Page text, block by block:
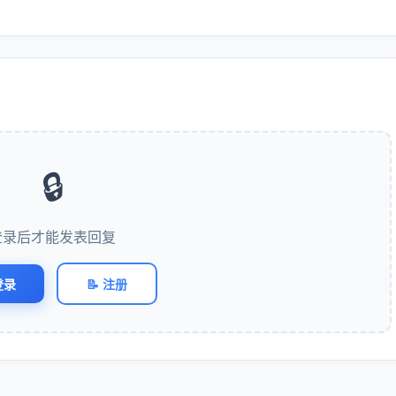
🔒
录后才能发表回复
录 📝 注册